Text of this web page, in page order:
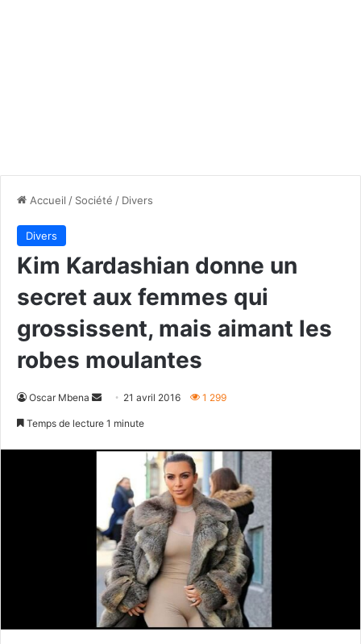
Accueil / Société / Divers
Divers
Kim Kardashian donne un
secret aux femmes qui
grossissent, mais aimant les
robes moulantes
Oscar Mbena
Envoyer21 avril 2016 1 299
Temps de lecture 1 minute